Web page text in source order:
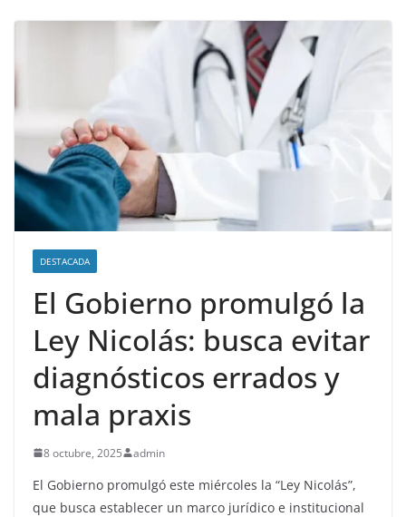
DESTACADA
El Gobierno promulgó la
Ley Nicolás: busca evitar
diagnósticos errados y
mala praxis
8 octubre, 2025 admin
El Gobierno promulgó este miércoles la “Ley Nicolás”,
que busca establecer un marco jurídico e institucional